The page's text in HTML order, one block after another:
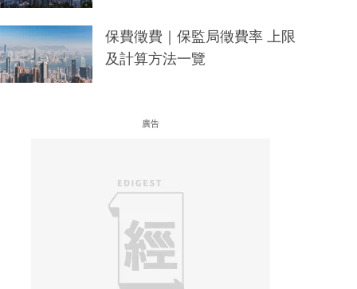
保費徵費｜保監局徵費率 上限
及計算方法一覽
廣告